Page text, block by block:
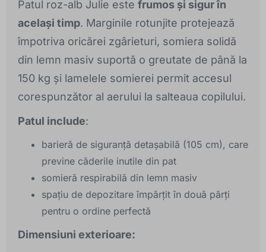
Patul roz-alb Julie este frumos și sigur în
același timp. Marginile rotunjite protejează
împotriva oricărei zgârieturi, somiera solidă
din lemn masiv suportă o greutate de până la
150 kg și lamelele somierei permit accesul
corespunzător al aerului la salteaua copilului.
Patul include:
barieră de siguranță detașabilă (105 cm), care
previne căderile inutile din pat
somieră respirabilă din lemn masiv
spațiu de depozitare împărțit în două părți
pentru o ordine perfectă
Dimensiuni exterioare: